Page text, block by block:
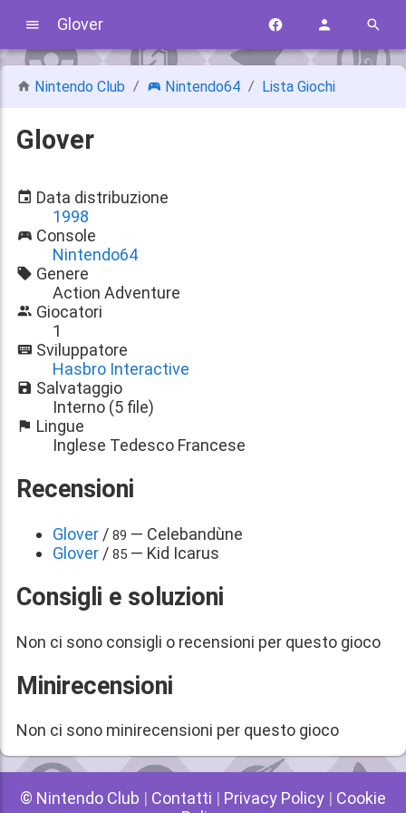
Glover
Nintendo Club Nintendo64 Lista Giochi
Glover
Data distribuzione
1998
Console
Nintendo64
Genere
Action Adventure
Giocatori
1
Sviluppatore
Hasbro Interactive
Salvataggio
Interno (5 file)
Lingue
Inglese Tedesco Francese
Recensioni
Glover / 89 — Celebandùne
Glover / 85 — Kid Icarus
Consigli e soluzioni
Non ci sono consigli o recensioni per questo gioco
Minirecensioni
Non ci sono minirecensioni per questo gioco
© Nintendo Club | Contatti | Privacy Policy | Cookie